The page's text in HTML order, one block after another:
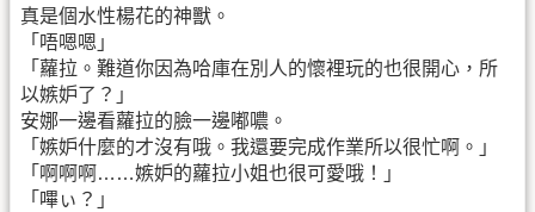
真是個水性楊花的神獸。
「唔嗯嗯」
「蘿拉。難道你因為哈庫在別人的懷裡玩的也很開心，所
以嫉妒了？」
安娜一邊看蘿拉的臉一邊嘟噥。
「嫉妒什麼的才沒有哦。我還要完成作業所以很忙啊。」
「啊啊啊……嫉妒的蘿拉小姐也很可愛哦！」
「嗶ぃ？」